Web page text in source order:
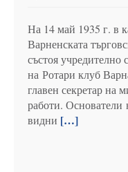
На 14 май 1935 г. в
Варненската
състоя учредително
на Ротари клуб
главен секретар на
работи. Основатели
видни […]